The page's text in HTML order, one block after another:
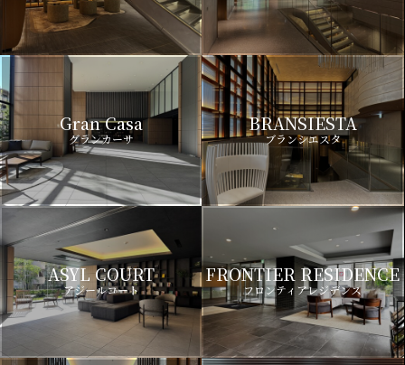
Gran Casa
グランカーサ
BRANSIESTA
ブランシエスタ
ASYL COURT
アジールコート
FRONTIER RESIDENCE
フロンティアレジデンス